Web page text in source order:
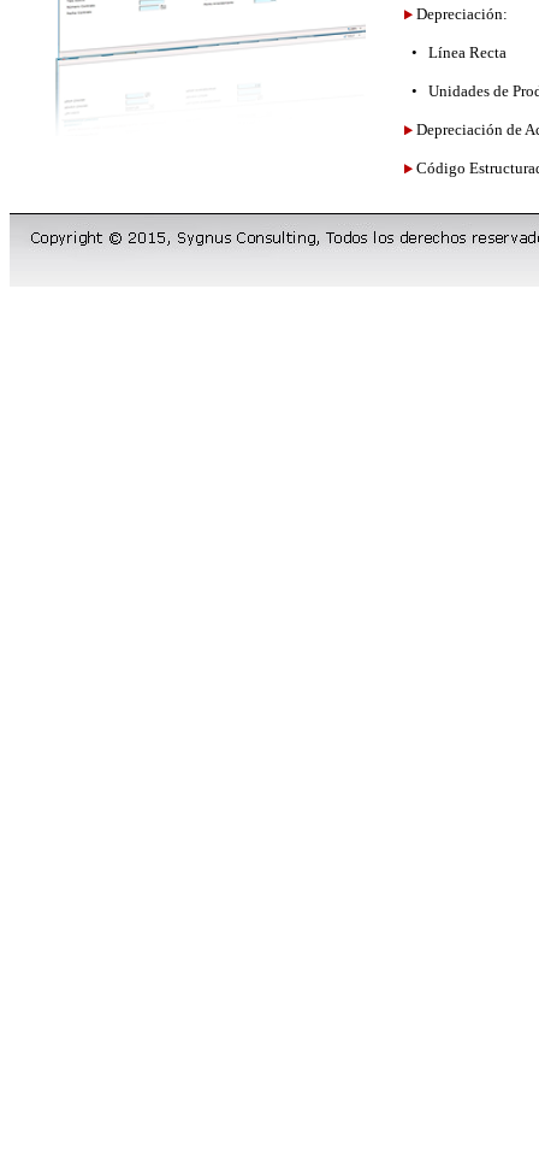
Depreciación:
• Línea Recta
• Unidades de
Depreciación de
Código